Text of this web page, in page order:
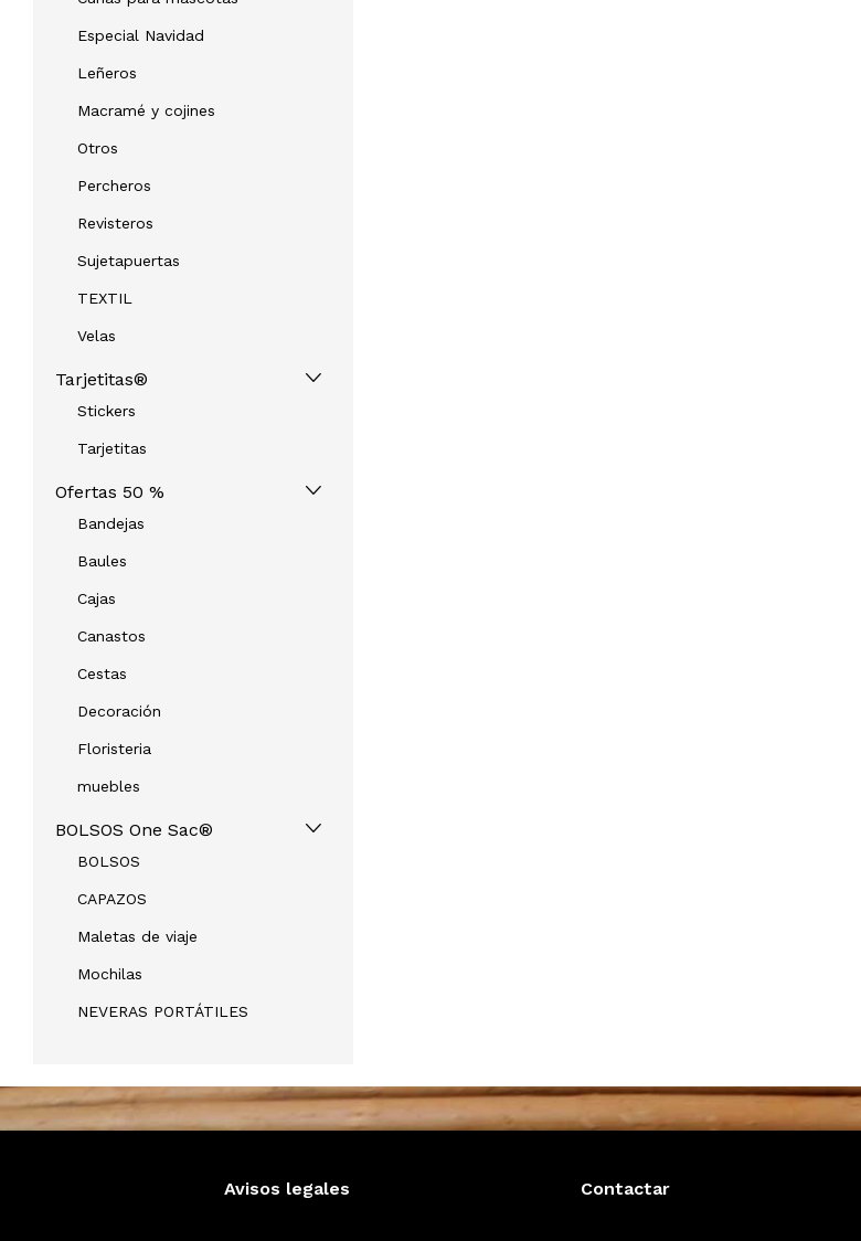
Especial Navidad
Leñeros
Macramé y cojines
Otros
Percheros
Revisteros
Sujetapuertas
TEXTIL
Velas
Tarjetitas®
Stickers
Tarjetitas
Ofertas 50 %
Bandejas
Baules
Cajas
Canastos
Cestas
Decoración
Floristeria
muebles
BOLSOS One Sac®
BOLSOS
CAPAZOS
Maletas de viaje
Mochilas
NEVERAS PORTÁTILES
Avisos legales Contactar